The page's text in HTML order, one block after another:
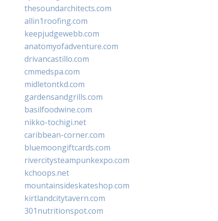
thesoundarchitects.com
allin1roofing.com
keepjudgewebb.com
anatomyofadventure.com
drivancastillo.com
cmmedspa.com
midletontkd.com
gardensandgrills.com
basilfoodwine.com
nikko-tochigi.net
caribbean-corner.com
bluemoongiftcards.com
rivercitysteampunkexpo.com
kchoops.net
mountainsideskateshop.com
kirtlandcitytavern.com
301nutritionspot.com